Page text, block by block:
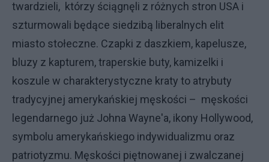
twardzieli, którzy ściągnęli z różnych stron USA i
szturmowali będące siedzibą liberalnych elit
miasto stołeczne. Czapki z daszkiem, kapelusze,
bluzy z kapturem, traperskie buty, kamizelki i
koszule w charakterystyczne kraty to atrybuty
tradycyjnej amerykańskiej męskości – męskości
legendarnego już Johna Wayne'a, ikony Hollywood,
symbolu amerykańskiego indywidualizmu oraz
patriotyzmu. Męskości piętnowanej i zwalczanej